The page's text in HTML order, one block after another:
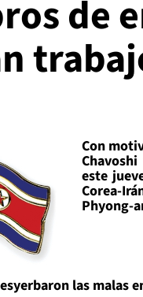
de
Con
este
Corea-
Phyong-
las malas